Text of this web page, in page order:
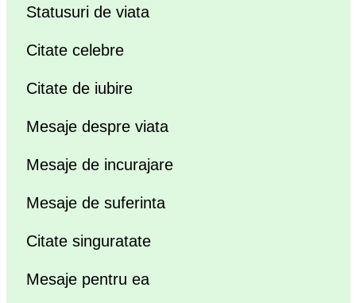
Statusuri de viata
Citate celebre
Citate de iubire
Mesaje despre viata
Mesaje de incurajare
Mesaje de suferinta
Citate singuratate
Mesaje pentru ea